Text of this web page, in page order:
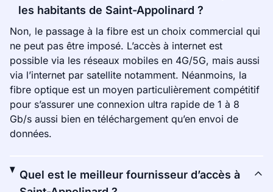
les habitants de Saint-Appolinard ?
Non, le passage à la fibre est un choix commercial qui
ne peut pas être imposé. L’accès à internet est
possible via les réseaux mobiles en 4G/5G, mais aussi
via l’internet par satellite notamment. Néanmoins, la
fibre optique est un moyen particulièrement compétitif
pour s’assurer une connexion ultra rapide de 1 à 8
Gb/s aussi bien en téléchargement qu’en envoi de
données.
Quel est le meilleur fournisseur d’accès à